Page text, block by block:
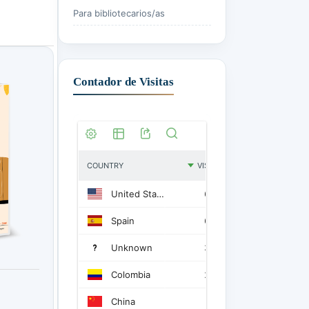
Para bibliotecarios/as
Contador de Visitas